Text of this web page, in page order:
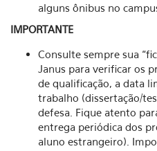
alguns ônibus no
IMPORTANTE
Consulte sempre sua
Janus para verificar os
de qualificação, a data
trabalho (dissertação/
defesa. Fique atento
entrega periódica dos
aluno estrangeiro).